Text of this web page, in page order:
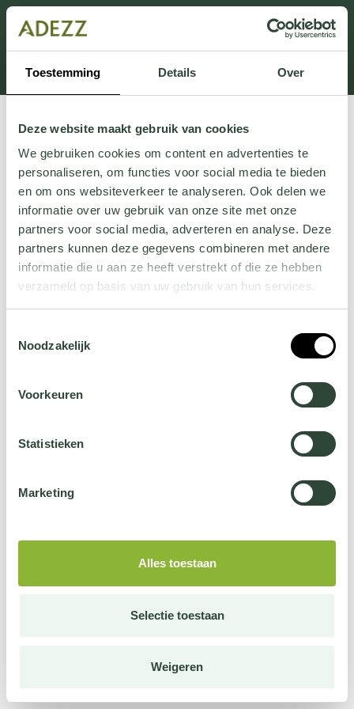
Toestemming Details Over
Deze website maakt gebruik van cookies
We gebruiken cookies om content en advertenties te
personaliseren, om functies voor social media te bieden
en om ons websiteverkeer te analyseren. Ook delen we
informatie over uw gebruik van onze site met onze
partners voor social media, adverteren en analyse. Deze
partners kunnen deze gegevens combineren met andere
informatie die u aan ze heeft verstrekt of die ze hebben
verzameld op basis van uw gebruik van hun services.
jehier.
Noodzakelijk
Voorkeuren
Statistieken
Marketing
Alles toestaan
Selectie toestaan
Weigeren
Dit onderdeel is momenteel in onderhoud.
Als je informatie mist kun je ons bellen +31 413 274
168 of mailen
Customersupport@adezz.com.